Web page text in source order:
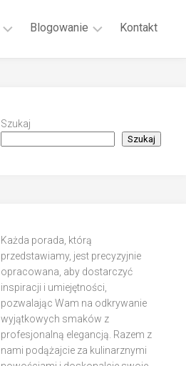
Blogowanie Kontakt
Szukaj
Szukaj
Każda porada, którą
przedstawiamy, jest precyzyjnie
opracowana, aby dostarczyć
inspiracji i umiejętności,
pozwalając Wam na odkrywanie
wyjątkowych smaków z
profesjonalną elegancją. Razem z
nami podążajcie za kulinarznymi